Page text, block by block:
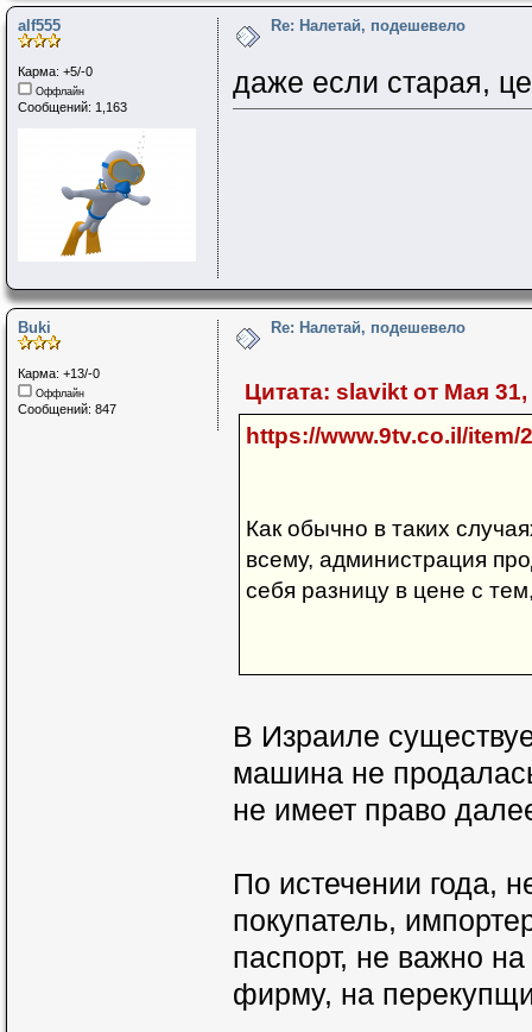
alf555
Карма: +5/-0
Оффлайн
Сообщений: 1,163
Re: Налетай, подешевело
даже если старая,
Buki
Карма: +13/-0
Оффлайн
Сообщений: 847
Re: Налетай, подешевело
Цитата: slavikt от Мая
https://www.9tv.co.il/item/
Как обычно в таких
всему, администрация
себя разницу в цене с
В Израиле
машина не
не имеет право
По истечении года,
покупатель,
паспорт, не важно
фирму, на